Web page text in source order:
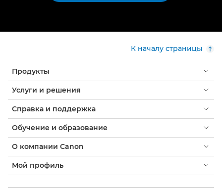
К началу страницы
Продукты
Услуги и решения
Справка и поддержка
Обучение и образование
О компании Canon
Мой профиль